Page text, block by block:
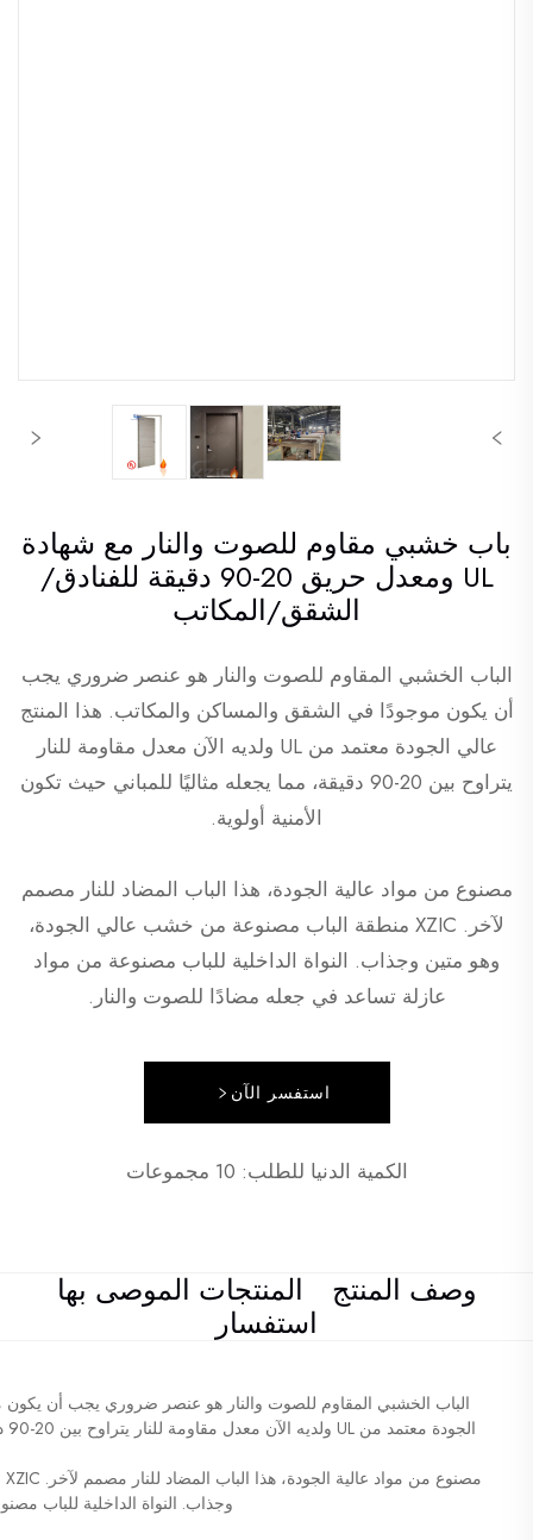
باب خشبي مقاوم للصوت والنار مع شهادة
UL ومعدل حريق 20-90 دقيقة للفنادق/
الشقق/المكاتب
الباب الخشبي المقاوم للصوت والنار هو عنصر ضروري يجب
أن يكون موجودًا في الشقق والمساكن والمكاتب. هذا المنتج
عالي الجودة معتمد من UL ولديه الآن معدل مقاومة للنار
يتراوح بين 20-90 دقيقة، مما يجعله مثاليًا للمباني حيث تكون
الأمنية أولوية.
مصنوع من مواد عالية الجودة، هذا الباب المضاد للنار مصمم
لآخر. XZIC منطقة الباب مصنوعة من خشب عالي الجودة،
وهو متين وجذاب. النواة الداخلية للباب مصنوعة من مواد
عازلة تساعد في جعله مضادًا للصوت والنار.
استفسر الآن
الكمية الدنيا للطلب: 10 مجموعات
وصف المنتج
المنتجات الموصى بها
استفسار
الباب الخشبي المقاوم للصوت والنار هو عنصر ضروري يجب أن يكون
الجودة معتمد من UL ولديه الآن معدل مقاومة للنار يتراوح بين 20-90 دقيقة، مما يجعله مثاليًا للمباني حيث تكون الأمنية أولوية.
مصنوع من مواد عالية الجودة، هذا الباب المضاد للنار مصمم لآخر. XZIC
وجذاب. النواة الداخلية للباب